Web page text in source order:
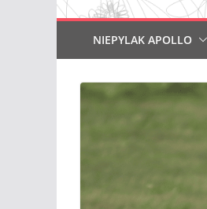
NIEPYLAK APOLLO